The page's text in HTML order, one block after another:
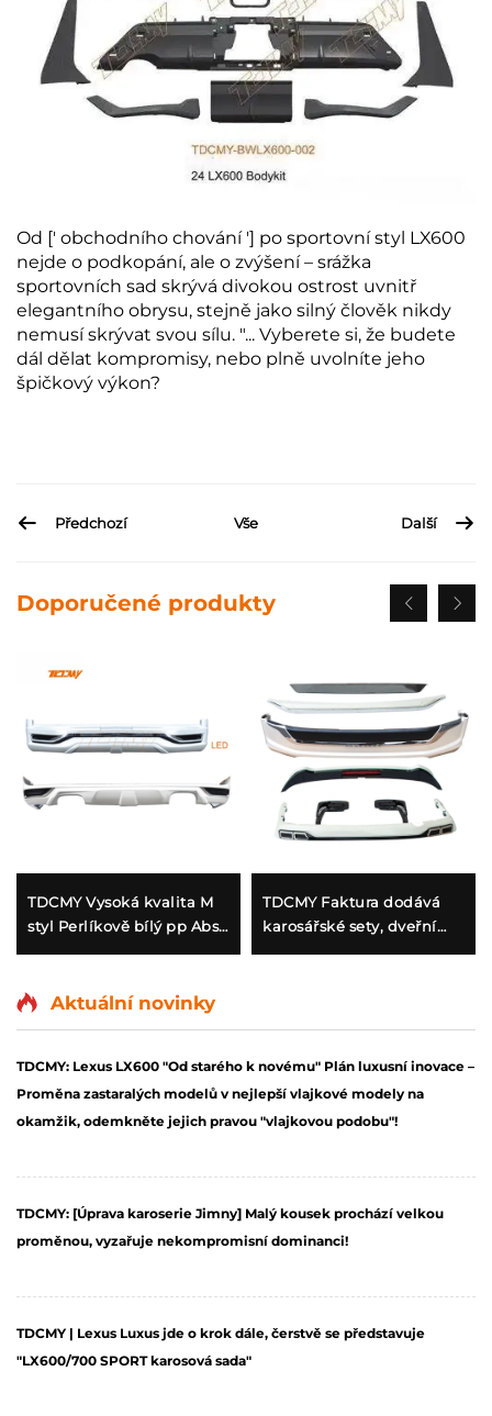
Od [' obchodního chování '] po sportovní styl LX600
nejde o podkopání, ale o zvýšení – srážka
sportovních sad skrývá divokou ostrost uvnitř
elegantního obrysu, stejně jako silný člověk nikdy
nemusí skrývat svou sílu. "... Vyberete si, že budete
dál dělat kompromisy, nebo plně uvolníte jeho
špičkový výkon?
Předchozí Vše Další
Doporučené produkty
TDCMY Vysoká kvalita M
styl Perlíkově bílý pp Abs
Cruiser LC200 2016
TDCMY Faktura dodává
karosářské sety, dveřní
Aktuální novinky
TDCMY: Lexus LX600 "Od starého k novému" Plán luxusní inovace –
Proměna zastaralých modelů v nejlepší vlajkové modely na
okamžik, odemkněte jejich pravou "vlajkovou podobu"!
TDCMY: [Úprava karoserie Jimny] Malý kousek prochází velkou
proměnou, vyzařuje nekompromisní dominanci!
TDCMY | Lexus Luxus jde o krok dále, čerstvě se představuje
"LX600/700 SPORT karosová sada"